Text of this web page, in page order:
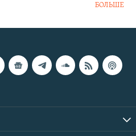
БОЛЬШЕ